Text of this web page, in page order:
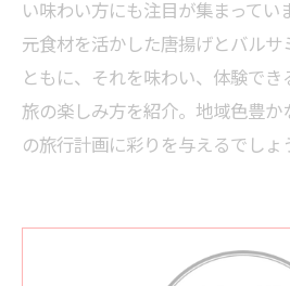
い味わい方にも注目が集まってい
元食材を活かした唐揚げとバルサ
ともに、それを味わい、体験で
旅の楽しみ方を紹介。地域色豊
の旅行計画に彩りを与えるでしょ